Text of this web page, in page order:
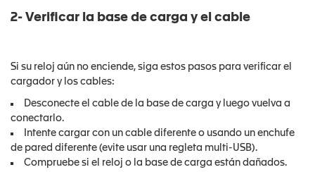
2- Verificar la base de carga y el cable
Si su reloj aún no enciende, siga estos pasos para verificar el
cargador y los cables:
Desconecte el cable de la base de carga y luego vuelva a
conectarlo.
Intente cargar con un cable diferente o usando un enchufe
de pared diferente (evite usar una regleta multi-USB).
Compruebe si el reloj o la base de carga están dañados.